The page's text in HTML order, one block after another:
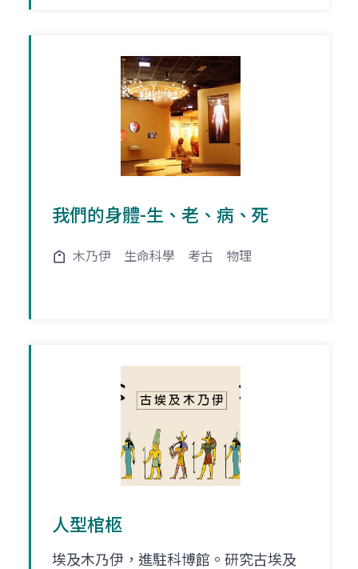
我們的身體-生、老、病、死
木乃伊 生命科學 考古 物理
人型棺柩
埃及木乃伊，進駐科博館。研究古埃及